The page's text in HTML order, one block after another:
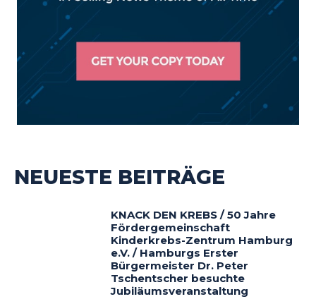
NEUESTE BEITRÄGE
KNACK DEN KREBS / 50 Jahre
Fördergemeinschaft
Kinderkrebs-Zentrum Hamburg
e.V. / Hamburgs Erster
Bürgermeister Dr. Peter
Tschentscher besuchte
Jubiläumsveranstaltung